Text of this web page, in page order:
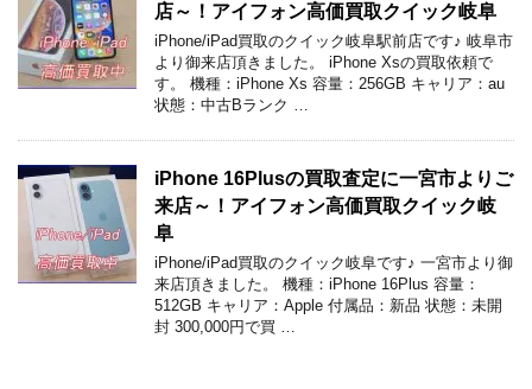
店～！アイフォン高価買取クイック岐阜
iPhone/iPad買取のクイック岐阜駅前店です♪ 岐阜市
より御来店頂きました。 iPhone Xsの買取依頼で
す。 機種：iPhone Xs 容量：256GB キャリア：au
状態：中古Bランク …
iPhone 16Plusの買取査定に一宮市よりご
来店～！アイフォン高価買取クイック岐
阜
iPhone/iPad買取のクイック岐阜です♪ 一宮市より御
来店頂きました。 機種：iPhone 16Plus 容量：
512GB キャリア：Apple 付属品：新品 状態：未開
封 300,000円で買 …